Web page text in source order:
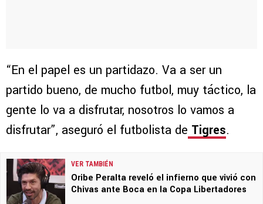
“En el papel es un partidazo. Va a ser un
partido bueno, de mucho futbol, muy táctico, la
gente lo va a disfrutar, nosotros lo vamos a
disfrutar”, aseguró el futbolista de Tigres.
VER TAMBIÉN
Oribe Peralta reveló el infierno que vivió con
Chivas ante Boca en la Copa Libertadores